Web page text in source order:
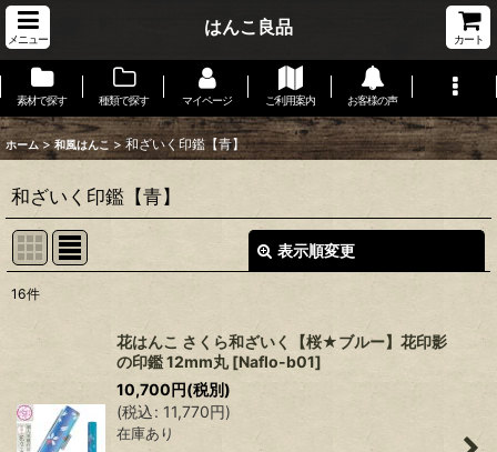
メニュー
はんこ良品
カート
素材で探す 種類で探す マイページ ご利用案内 お客様の声
ホーム > 和風はんこ > 和ざいく印鑑【青】
和ざいく印鑑【青】
表示順変更
並び順:
16件
花はんこ さくら和ざいく【桜★ブルー】花印影
の印鑑 12mm丸 [Naflo-b01]
10,700円(税別)
(税込: 11,770円)
在庫あり